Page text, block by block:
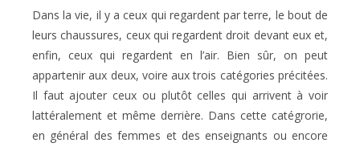
Dans la vie, il y a ceux qui regardent par terre, le bout de
leurs chaussures, ceux qui regardent droit devant eux et,
enfin, ceux qui regardent en l’air. Bien sûr, on peut
appartenir aux deux, voire aux trois catégories précitées.
Il faut ajouter ceux ou plutôt celles qui arrivent à voir
lattéralement et même derrière. Dans cette catégrorie,
en général des femmes et des enseignants ou encore